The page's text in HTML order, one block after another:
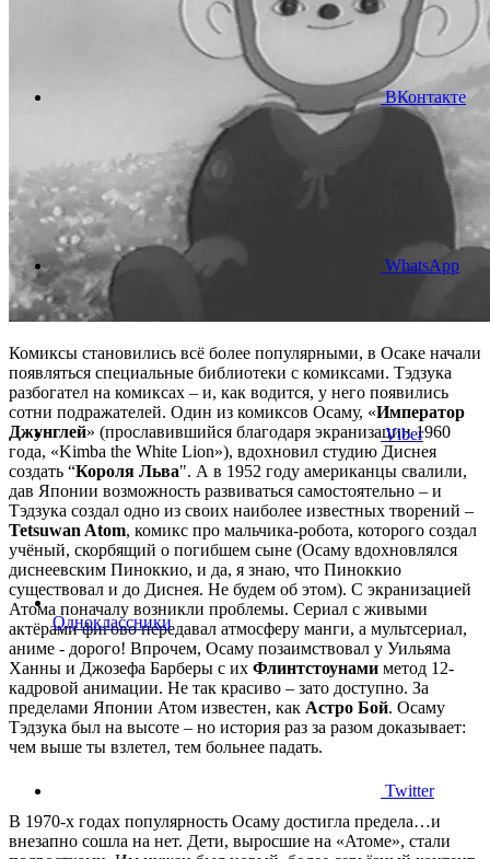
Комиксы становились всё более популярными, в Осаке начали
появляться специальные библиотеки с комиксами. Тэдзука
разбогател на комиксах – и, как водится, у него появились
сотни подражателей. Один из комиксов Осаму, «Император
Джунглей» (прославившийся благодаря экранизации 1960
года, «Kimba the White Lion»), вдохновил студию Диснея
создать “Короля Льва". А в 1952 году американцы свалили,
дав Японии возможность развиваться самостоятельно – и
Тэдзука создал одно из своих наиболее известных творений –
Tetsuwan Atom, комикс про мальчика-робота, которого создал
учёный, скорбящий о погибшем сыне (Осаму вдохновлялся
диснеевским Пиноккио, и да, я знаю, что Пиноккио
существовал и до Диснея. Не будем об этом). С экранизацией
Атома поначалу возникли проблемы. Сериал с живыми
актёрами фигово передавал атмосферу манги, а мультсериал,
аниме - дорого! Впрочем, Осаму позаимствовал у Уильяма
Ханны и Джозефа Барберы с их Флинтстоунами метод 12-
кадровой анимации. Не так красиво – зато доступно. За
пределами Японии Атом известен, как Астро Бой. Осаму
Тэдзука был на высоте – но история раз за разом доказывает:
чем выше ты взлетел, тем больнее падать.
В 1970-х годах популярность Осаму достигла предела…и
внезапно сошла на нет. Дети, выросшие на «Атоме», стали
ВКонтакте
WhatsApp
Viber
Одноклассники
Twitter